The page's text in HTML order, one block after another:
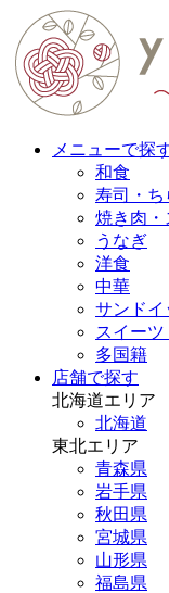
メニューで探
和食
寿司・ち
焼き肉・
うなぎ
洋食
中華
サンドイ
スイー
多国籍
店舗で探す
北海道エリア
北海道
東北エリア
青森県
岩手県
秋田県
宮城県
山形県
福島県